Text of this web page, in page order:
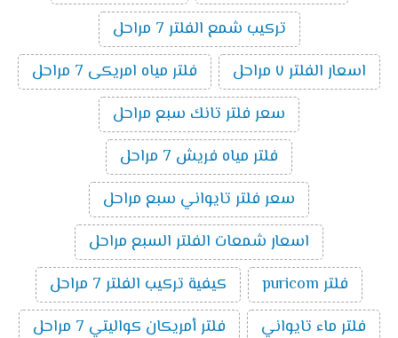
تركيب شمع الفلتر 7 مراحل
اسعار الفلتر ٧ مراحل
فلتر مياه امريكى 7 مراحل
سعر فلتر تانك سبع مراحل
فلتر مياه فريش 7 مراحل
سعر فلتر تايواني سبع مراحل
اسعار شمعات الفلتر السبع مراحل
فلتر puricom
كيفية تركيب الفلتر 7 مراحل
فلتر ماء تايواني
فلتر أمريكان كواليتي 7 مراحل